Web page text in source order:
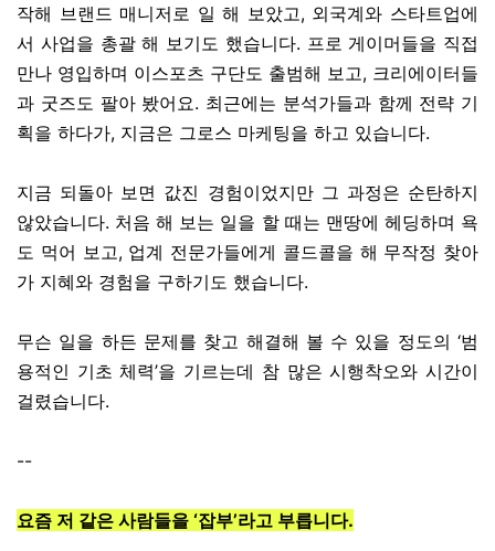
작해 브랜드 매니저로 일 해 보았고, 외국계와 스타트업에
서 사업을 총괄 해 보기도 했습니다. 프로 게이머들을 직접
만나 영입하며 이스포츠 구단도 출범해 보고, 크리에이터들
과 굿즈도 팔아 봤어요. 최근에는 분석가들과 함께 전략 기
획을 하다가, 지금은 그로스 마케팅을 하고 있습니다.
지금 되돌아 보면 값진 경험이었지만 그 과정은 순탄하지
않았습니다. 처음 해 보는 일을 할 때는 맨땅에 헤딩하며 욕
도 먹어 보고, 업계 전문가들에게 콜드콜을 해 무작정 찾아
가 지혜와 경험을 구하기도 했습니다.
무슨 일을 하든 문제를 찾고 해결해 볼 수 있을 정도의 ‘범
용적인 기초 체력’을 기르는데 참 많은 시행착오와 시간이
걸렸습니다.
--
요즘 저 같은 사람들을 ‘잡부’라고 부릅니다.